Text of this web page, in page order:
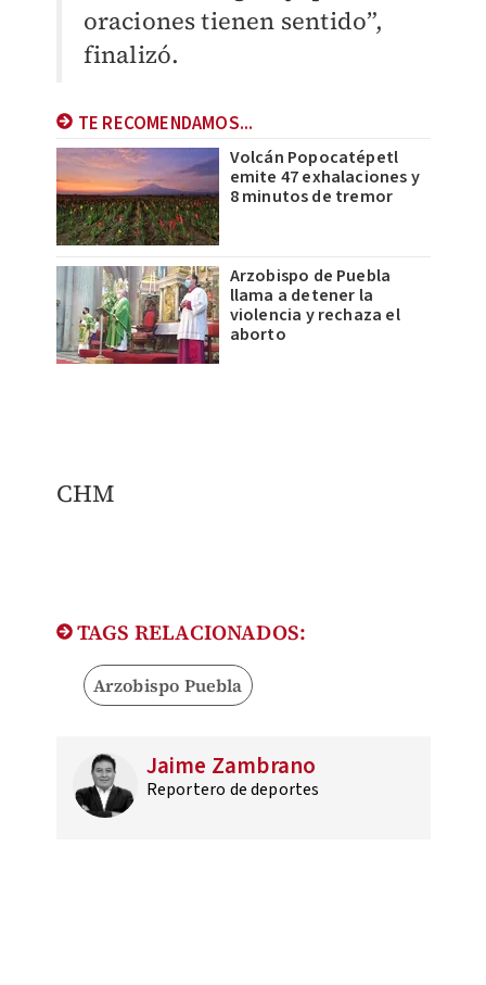
oraciones tienen sentido”,
finalizó.
TE RECOMENDAMOS...
Volcán Popocatépetl
emite 47 exhalaciones y
8 minutos de tremor
Arzobispo de Puebla
llama a detener la
violencia y rechaza el
aborto
CHM
TAGS RELACIONADOS:
Arzobispo Puebla
Jaime Zambrano
Reportero de deportes